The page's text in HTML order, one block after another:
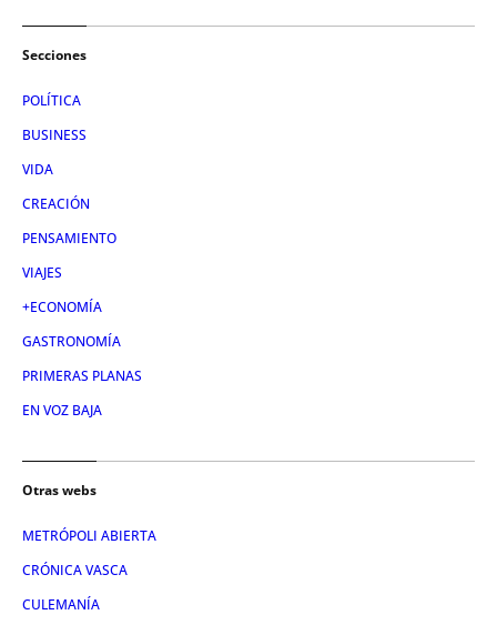
Secciones
POLÍTICA
BUSINESS
VIDA
CREACIÓN
PENSAMIENTO
VIAJES
+ECONOMÍA
GASTRONOMÍA
PRIMERAS PLANAS
EN VOZ BAJA
Otras webs
METRÓPOLI ABIERTA
CRÓNICA VASCA
CULEMANÍA